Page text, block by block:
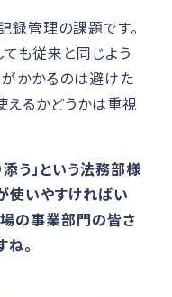
録管理の課題です。
も従来と同じよう
かかるのは避けた
えるかどうかは重視
う」という法務部様
使いやすければい
場の事業部門の皆さ
。